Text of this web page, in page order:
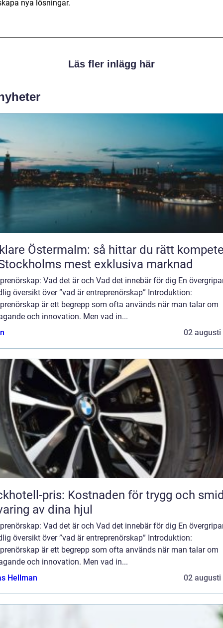
nya lösningar.
Läs fler inlägg här
Östermalm: så hittar du rätt
mest exklusiva marknad
Vad det är och Vad det innebär för dig En
översikt över ”vad är entreprenörskap” Introduktion:
är ett begrepp som ofta används när man talar om
och innovation. Men vad in...
02 augusti
pris: Kostnaden för trygg och
av dina hjul
Vad det är och Vad det innebär för dig En
översikt över ”vad är entreprenörskap” Introduktion:
är ett begrepp som ofta används när man talar om
och innovation. Men vad in...
Hellman
02 augusti